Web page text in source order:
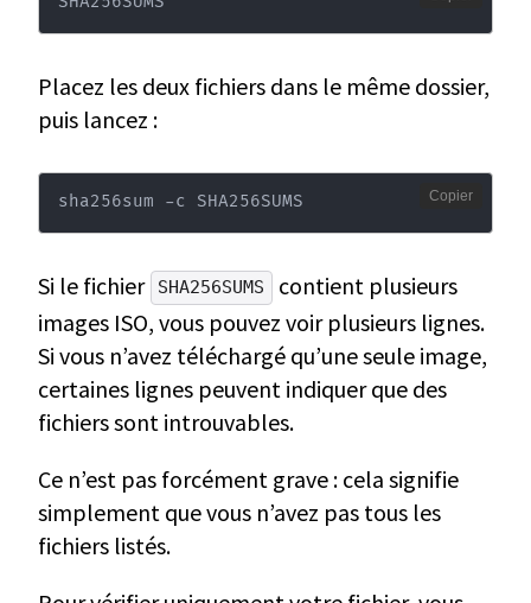
Placez les deux fichiers dans le même dossier,
puis lancez :
sha256sum -c SHA256SUMS Copier
Si le fichier SHA256SUMS
contient plusieurs
images ISO, vous pouvez voir plusieurs lignes.
Si vous n’avez téléchargé qu’une seule image,
certaines lignes peuvent indiquer que des
fichiers sont introuvables.
Ce n’est pas forcément grave : cela signifie
simplement que vous n’avez pas tous les
fichiers listés.